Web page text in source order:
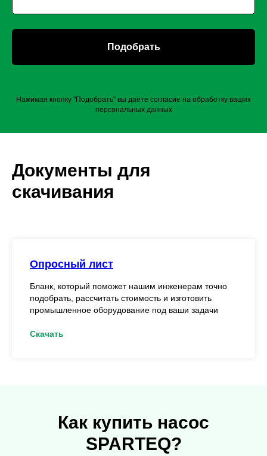
Подобрать
Нажимая кнопку "Подобрать" вы даёте согласие на обработку ваших
персональных данных
Документы для
скачивания
Опросный лист
Бланк, который поможет нашим инженерам точно
подобрать, рассчитать стоимость и изготовить
промышленное оборудование под ваши задачи
Скачать
Как купить насос
SPARTEQ?